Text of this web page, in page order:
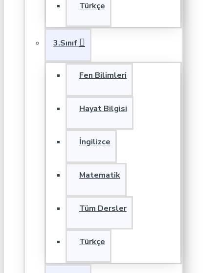
Türkçe
3.Sınıf
Fen Bilimleri
Hayat Bilgisi
İngilizce
Matematik
Tüm Dersler
Türkçe